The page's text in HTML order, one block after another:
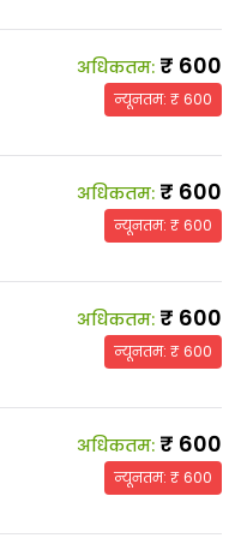
अधिकतम: ₹ 600
न्यूनतम: ₹600
अधिकतम: ₹ 600
न्यूनतम: ₹600
अधिकतम: ₹ 600
न्यूनतम: ₹600
अधिकतम: ₹ 600
न्यूनतम: ₹600